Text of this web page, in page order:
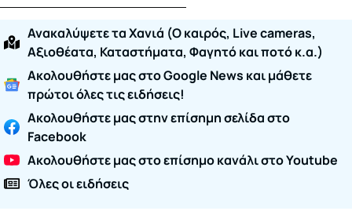
Ανακαλύψετε τα Χανιά (O καιρός, Live cameras,
Αξιοθέατα, Καταστήματα, Φαγητό και ποτό κ.α.)
Ακολουθήστε μας στο Google News και μάθετε
πρώτοι όλες τις ειδήσεις!
Ακολουθήστε μας στην επίσημη σελίδα στο
Facebook
Ακολουθήστε μας στο επίσημο κανάλι στο Youtube
Όλες οι ειδήσεις